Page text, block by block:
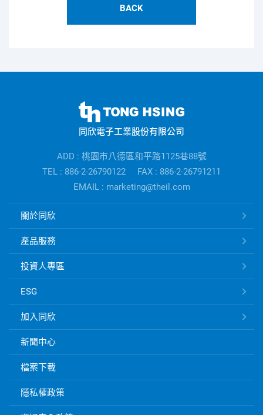
BACK
訊
同欣電子工業股份有限公司
ADD : 桃園市八德區和平路1125巷88號
TEL : 886-2-26790122
FAX : 886-2-26791211
EMAIL : marketing@theil.com
子
速
結
關於同欣
產品服務
投資人專區
ESG
加入同欣
新聞中心
檔案下載
隱私權政策